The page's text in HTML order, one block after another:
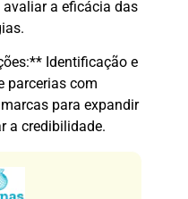
avaliar a eficácia das
Identificação e
parcerias com
para expandir
a credibilidade.